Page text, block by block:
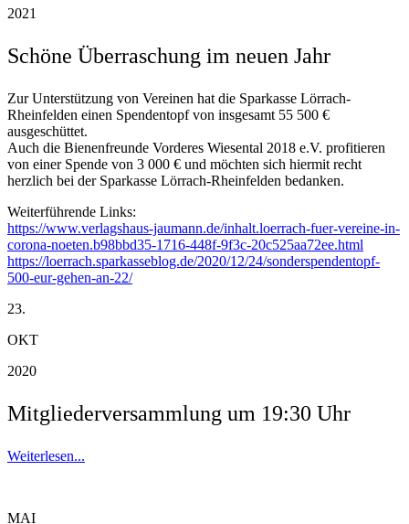
2021
Schöne Überraschung im neuen Jahr
Zur Unterstützung von Vereinen hat die Sparkasse Lörrach-
Rheinfelden einen Spendentopf von insgesamt 55 500 €
ausgeschüttet.
Auch die Bienenfreunde Vorderes Wiesental 2018 e.V. profitieren
von einer Spende von 3 000 € und möchten sich hiermit recht
herzlich bei der Sparkasse Lörrach-Rheinfelden bedanken.
Weiterführende Links:
https://www.verlagshaus-jaumann.de/inhalt.loerrach-fuer-vereine-in-
corona-noeten.b98bbd35-1716-448f-9f3c-20c525aa72ee.html
https://loerrach.sparkasseblog.de/2020/12/24/sonderspendentopf-
500-eur-gehen-an-22/
23.
OKT
2020
Mitgliederversammlung um 19:30 Uhr
Weiterlesen...
MAI